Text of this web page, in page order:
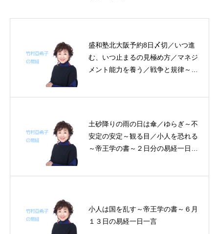
盛和塾北大阪予約8日〆切／いつ進
む、いつ止まるの見極め方／マネジ
メント能力を養う／戦争と規律～帝
土砂降りの雨の日は傘／ゆらぎ～不
安定の安定～観る目／小人を恐れる
～帝王学の書～２日分の易経一日一
小人は国を乱す～帝王学の書～６月
１３日の易経一日一言